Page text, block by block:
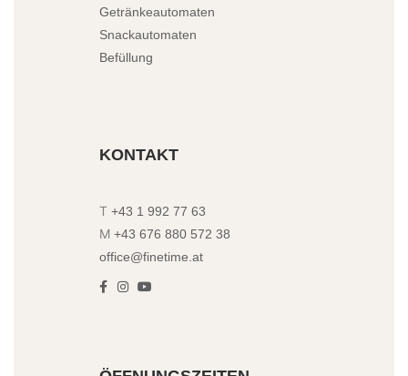
Getränkeautomaten
Snackautomaten
Befüllung
KONTAKT
T +43 1 992 77 63
M +43 676 880 572 38
office@finetime.at